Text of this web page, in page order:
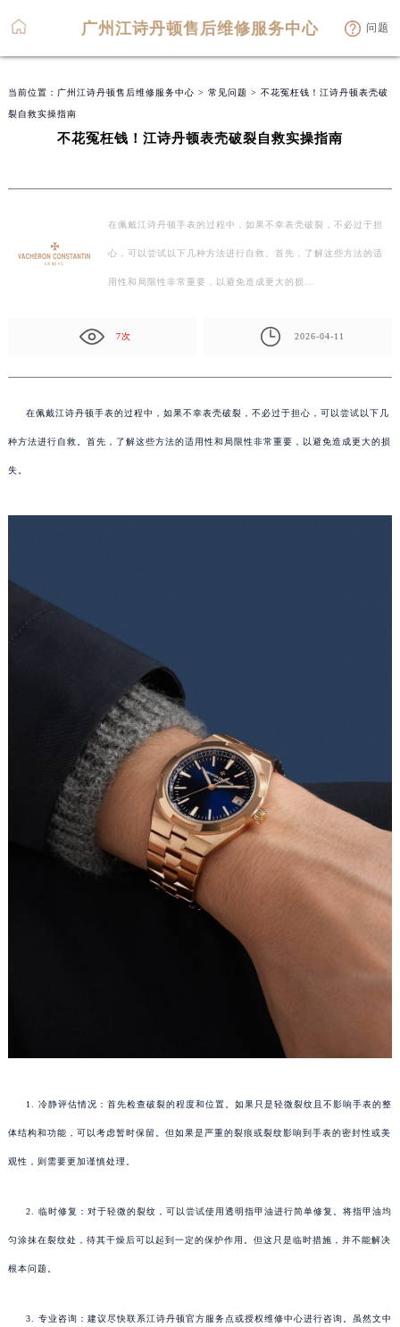
广州江诗丹顿售后维修服务中心 问题
当前位置： 广州江诗丹顿售后维修服务中心 > 常见问题 > 不花冤枉钱！江诗丹顿表壳破
裂自救实操指南
不花冤枉钱！江诗丹顿表壳破裂自救实操指南
在佩戴江诗丹顿手表的过程中，如果不幸表壳破裂，不必过于担
心，可以尝试以下几种方法进行自救。首先，了解这些方法的适
用性和局限性非常重要，以避免造成更大的损…
7次 2026-04-11
在佩戴江诗丹顿手表的过程中，如果不幸表壳破裂，不必过于担心，可以尝试以下几
种方法进行自救。首先，了解这些方法的适用性和局限性非常重要，以避免造成更大的损
失。
1. 冷静评估情况：首先检查破裂的程度和位置。如果只是轻微裂纹且不影响手表的整
体结构和功能，可以考虑暂时保留。但如果是严重的裂痕或裂纹影响到手表的密封性或美
观性，则需要更加谨慎处理。
2. 临时修复：对于轻微的裂纹，可以尝试使用透明指甲油进行简单修复。将指甲油均
匀涂抹在裂纹处，待其干燥后可以起到一定的保护作用。但这只是临时措施，并不能解决
根本问题。
3. 专业咨询：建议尽快联系江诗丹顿官方服务点或授权维修中心进行咨询。虽然文中